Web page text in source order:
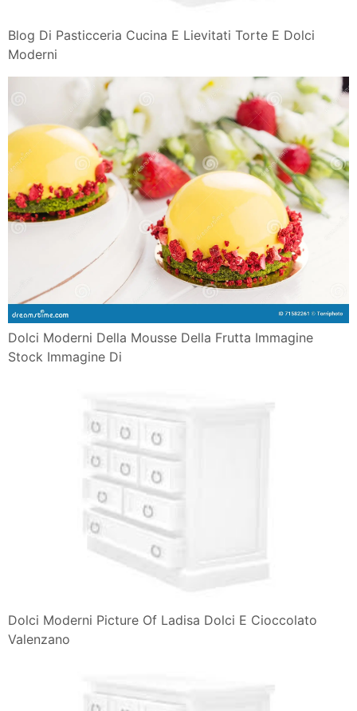
Blog Di Pasticceria Cucina E Lievitati Torte E Dolci
Moderni
Dolci Moderni Della Mousse Della Frutta Immagine
Stock Immagine Di
Dolci Moderni Picture Of Ladisa Dolci E Cioccolato
Valenzano